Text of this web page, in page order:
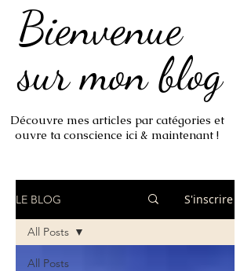
Bienvenue
sur mon blog
Bienvenue
sur mon blog
Découvre mes articles par catégories et
ouvre ta conscience ici & maintenant !
LE BLOG S'inscrire
All Posts
All Posts